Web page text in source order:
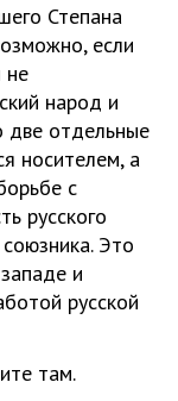
Степана
если
не
народ и
две отдельные
носителем, а
с
русского
Это
и
русской
там.